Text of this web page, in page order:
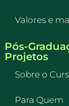
Valores e
Pós-
Projetos
Sobre o
Para Quem